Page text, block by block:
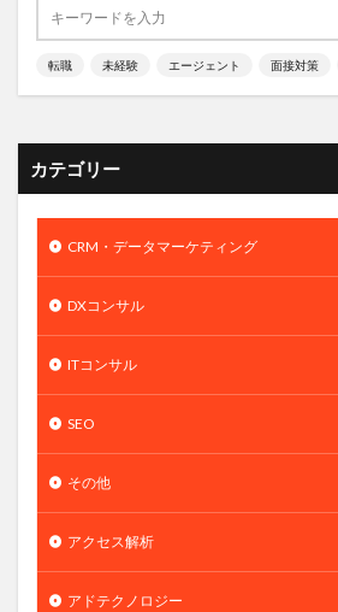
転職 未経験 エージェント 面接対策
カテゴリー
CRM・データマーケティング
DXコンサル
ITコンサル
SEO
その他
アクセス解析
アドテクノロジー